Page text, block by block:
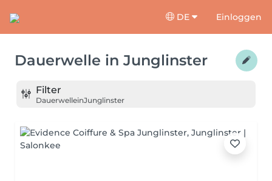
DE Einloggen
Dauerwelle in Junglinster
Filter
DauerwelleinJunglinster